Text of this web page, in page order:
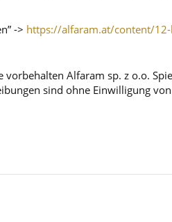
-> https://alfaram.at/content/12-
Alfaram sp. z o.o.
sind ohne Einwilligung